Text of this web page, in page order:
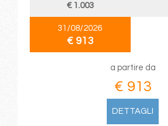
€ 1.003
31/08/2026
€ 913
a partire da
€ 913
DETTAGLI